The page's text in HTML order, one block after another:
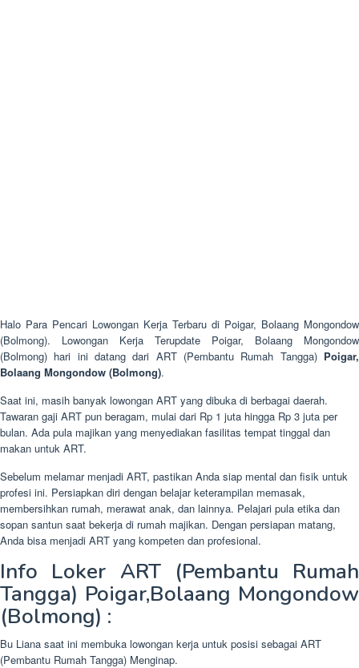
Halo Para Pencari Lowongan Kerja Terbaru di Poigar, Bolaang Mongondow
(Bolmong). Lowongan Kerja Terupdate Poigar, Bolaang Mongondow
(Bolmong) hari ini datang dari ART (Pembantu Rumah Tangga)Poigar,
Bolaang Mongondow (Bolmong).
Saat ini, masih banyak lowongan ART yang dibuka di berbagai daerah.
Tawaran gaji ART pun beragam, mulai dari Rp 1 juta hingga Rp 3 juta per
bulan. Ada pula majikan yang menyediakan fasilitas tempat tinggal dan
makan untuk ART.
Sebelum melamar menjadi ART, pastikan Anda siap mental dan fisik untuk
profesi ini. Persiapkan diri dengan belajar keterampilan memasak,
membersihkan rumah, merawat anak, dan lainnya. Pelajari pula etika dan
sopan santun saat bekerja di rumah majikan. Dengan persiapan matang,
Anda bisa menjadi ART yang kompeten dan profesional.
Info Loker ART (Pembantu Rumah
Tangga) Poigar,Bolaang Mongondow
(Bolmong) :
Bu Liana saat ini membuka lowongan kerja untuk posisi sebagai ART
(Pembantu Rumah Tangga) Menginap.